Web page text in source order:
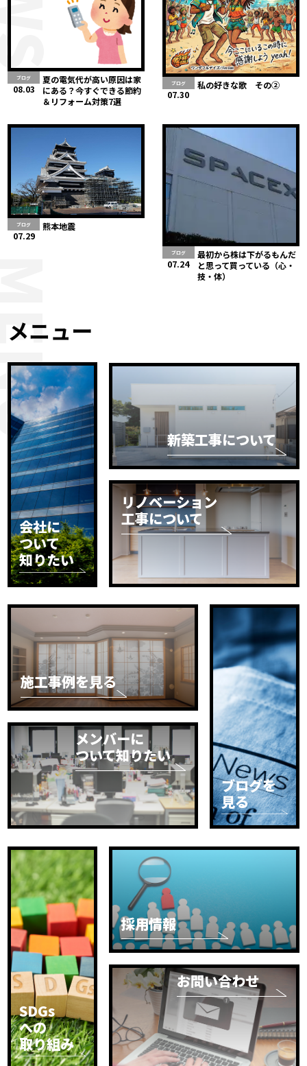
ブログ
08.03
夏の電気代が高い原因は家
にある？今すぐできる節約
＆リフォーム対策7選
ブログ
07.30
私の好きな歌 その②
ブログ
07.29
熊本地震
ブログ
07.24
最初から株は下がるもんだ
と思って買っている（心・
技・体）
メニュー
会社に
ついて
知りたい
新築工事について
リノベーション
工事について
施工事例を見る
メンバーに
ついて知りたい
ブログを
見る
SDGs
への
取り組み
採用情報
お問い合わせ